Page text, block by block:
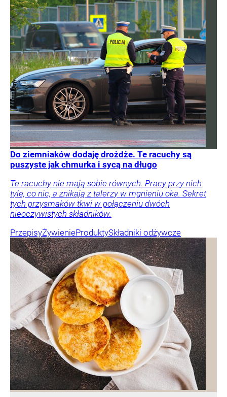
Do ziemniaków dodaję drożdże. Te racuchy są
puszyste jak chmurka i sycą na długo
Te racuchy nie mają sobie równych. Pracy przy nich
tyle, co nic, a znikają z talerzy w mgnieniu oka. Sekret
tych przysmaków tkwi w połączeniu dwóch
nieoczywistych składników.
PrzepisyŻywienieProduktySkładniki odżywcze